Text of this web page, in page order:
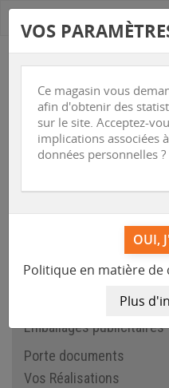
Objets de
Emballages publicitaires
Porte documents
Vos Réalisations
VOS
Ce magasin vous
afin d'obtenir des
sur le site. Acceptez-
implications associées
données personnelles ?
Politique en matière